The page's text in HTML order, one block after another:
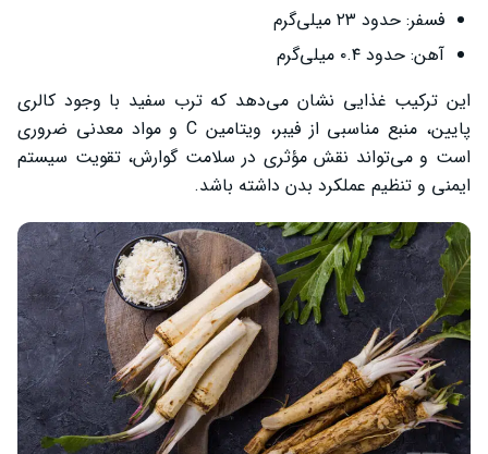
فسفر: حدود ۲۳ میلی‌گرم
آهن: حدود ۰.۴ میلی‌گرم
این ترکیب غذایی نشان می‌دهد که ترب سفید با وجود کالری
پایین، منبع مناسبی از فیبر، ویتامین C و مواد معدنی ضروری
است و می‌تواند نقش مؤثری در سلامت گوارش، تقویت سیستم
ایمنی و تنظیم عملکرد بدن داشته باشد.